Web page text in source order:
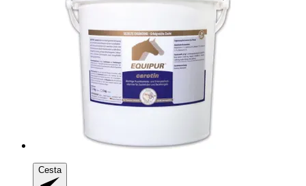
Cesta